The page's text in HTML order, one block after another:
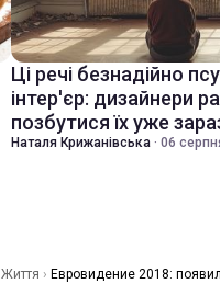
Ці речі безнадійно
інтер'єр: дизайнери
позбутися їх уже
Наталя Крижанівська · 06
Життя › Евровидение 2018: